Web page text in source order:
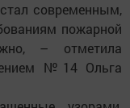
современным,
пожарной
– отметила
№14 Ольга